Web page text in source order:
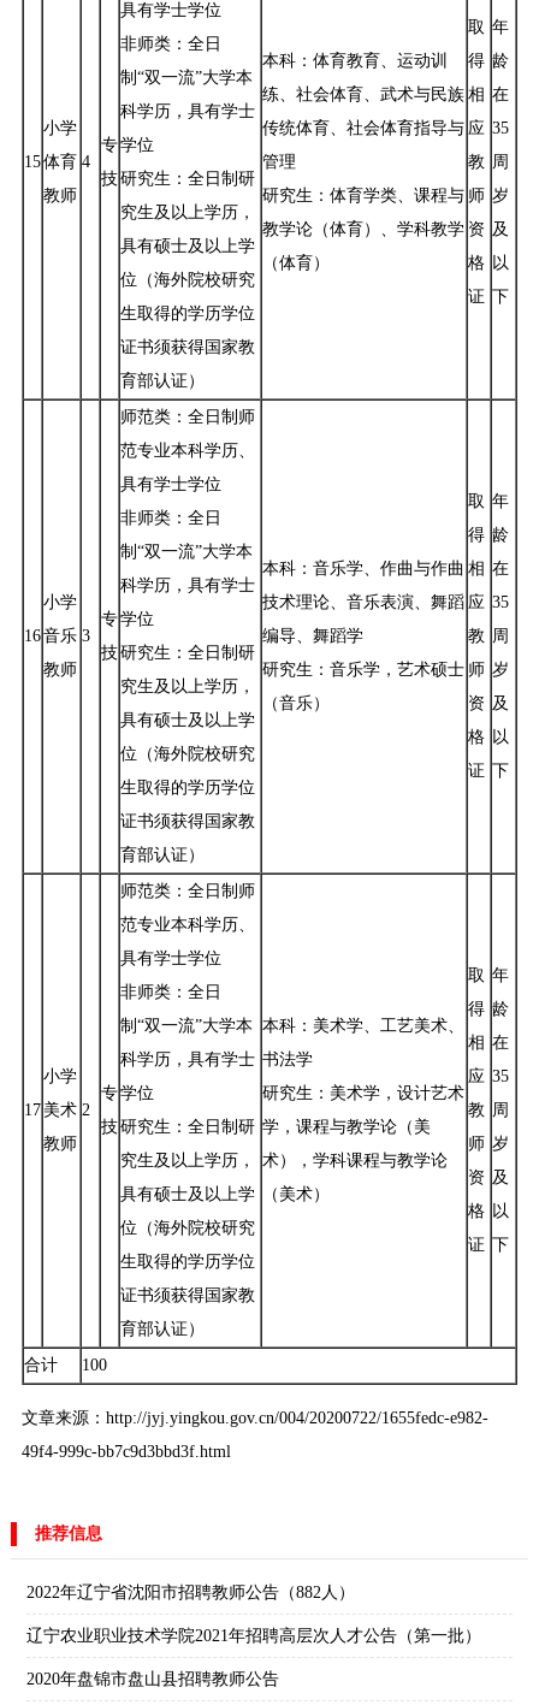
15
小学
体育
教师
4
专
技
具有学士学位
非师类：全日
制“双一流”大学本
科学历，具有学士
学位
研究生：全日制研
究生及以上学历，
具有硕士及以上学
位（海外院校研究
生取得的学历学位
证书须获得国家教
育部认证）
本科：体育教育、运动训
练、社会体育、武术与民族
传统体育、社会体育指导与
管理
研究生：体育学类、课程与
教学论（体育）、学科教学
（体育）
取
得
相
应
教
师
资
格
证
年
龄
在
35
周
岁
及
以
下
16
小学
音乐
教师
3
专
技
师范类：全日制师
范专业本科学历、
具有学士学位
非师类：全日
制“双一流”大学本
科学历，具有学士
学位
研究生：全日制研
究生及以上学历，
具有硕士及以上学
位（海外院校研究
生取得的学历学位
证书须获得国家教
育部认证）
本科：音乐学、作曲与作曲
技术理论、音乐表演、舞蹈
编导、舞蹈学
研究生：音乐学，艺术硕士
（音乐）
取
得
相
应
教
师
资
格
证
年
龄
在
35
周
岁
及
以
下
17
小学
美术
教师
2
专
技
师范类：全日制师
范专业本科学历、
具有学士学位
非师类：全日
制“双一流”大学本
科学历，具有学士
学位
研究生：全日制研
究生及以上学历，
具有硕士及以上学
位（海外院校研究
生取得的学历学位
证书须获得国家教
育部认证）
本科：美术学、工艺美术、
书法学
研究生：美术学，设计艺术
学，课程与教学论（美
术），学科课程与教学论
（美术）
取
得
相
应
教
师
资
格
证
年
龄
在
35
周
岁
及
以
下
合计 100
文章来源：http://jyj.yingkou.gov.cn/004/20200722/1655fedc-e982-
49f4-999c-bb7c9d3bbd3f.html
推荐信息
2022年辽宁省沈阳市招聘教师公告（882人）
辽宁农业职业技术学院2021年招聘高层次人才公告（第一批）
2020年盘锦市盘山县招聘教师公告